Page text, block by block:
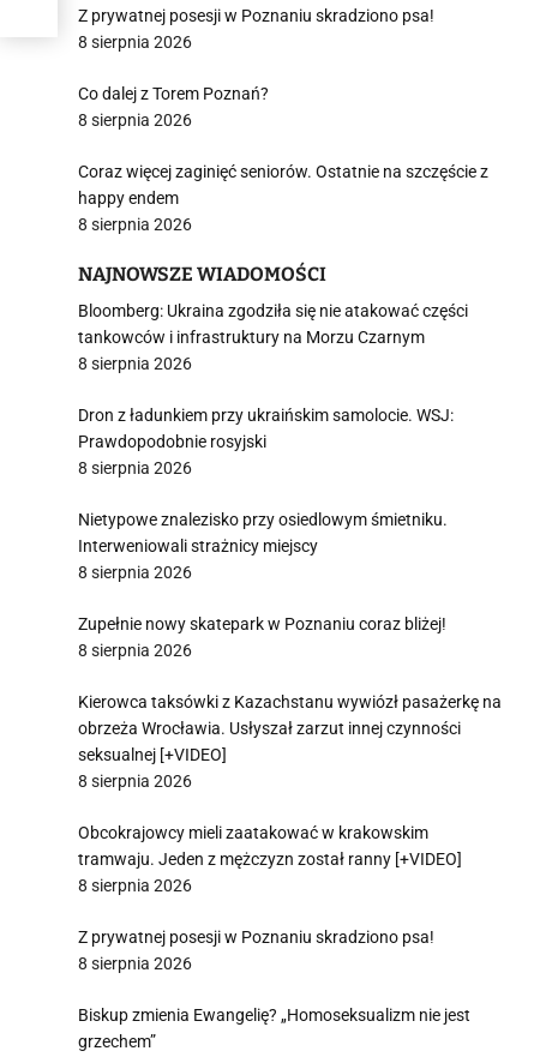
Z prywatnej posesji w Poznaniu skradziono psa!
8 sierpnia 2026
Co dalej z Torem Poznań?
8 sierpnia 2026
Coraz więcej zaginięć seniorów. Ostatnie na szczęście z
happy endem
8 sierpnia 2026
NAJNOWSZE WIADOMOŚCI
Bloomberg: Ukraina zgodziła się nie atakować części
tankowców i infrastruktury na Morzu Czarnym
8 sierpnia 2026
Dron z ładunkiem przy ukraińskim samolocie. WSJ:
Prawdopodobnie rosyjski
8 sierpnia 2026
Nietypowe znalezisko przy osiedlowym śmietniku.
Interweniowali strażnicy miejscy
8 sierpnia 2026
Zupełnie nowy skatepark w Poznaniu coraz bliżej!
8 sierpnia 2026
Kierowca taksówki z Kazachstanu wywiózł pasażerkę na
obrzeża Wrocławia. Usłyszał zarzut innej czynności
seksualnej [+VIDEO]
8 sierpnia 2026
Obcokrajowcy mieli zaatakować w krakowskim
tramwaju. Jeden z mężczyzn został ranny [+VIDEO]
8 sierpnia 2026
Z prywatnej posesji w Poznaniu skradziono psa!
8 sierpnia 2026
Biskup zmienia Ewangelię? „Homoseksualizm nie jest
grzechem”